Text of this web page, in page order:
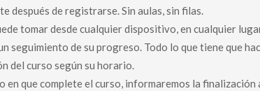
después de registrarse. Sin aulas, sin filas.
tomar desde cualquier dispositivo, en cualquier
seguimiento de su progreso. Todo lo que tiene que
del curso según su horario.
en que complete el curso, informaremos la